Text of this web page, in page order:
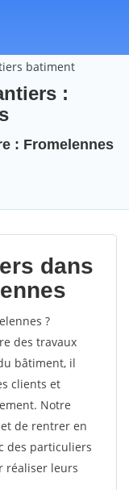
batiment
:
: Fromelennes
dans
?
des travaux
bâtiment, il
clients et
Notre
de rentrer en
des particuliers
réaliser leurs